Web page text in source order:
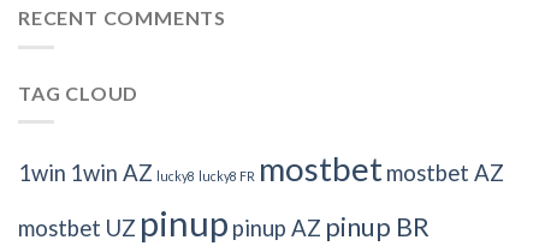
RECENT COMMENTS
TAG CLOUD
1win 1win AZ lucky8 lucky8 FR mostbetmostbet AZ
mostbet UZ pinup pinup AZ pinup BR